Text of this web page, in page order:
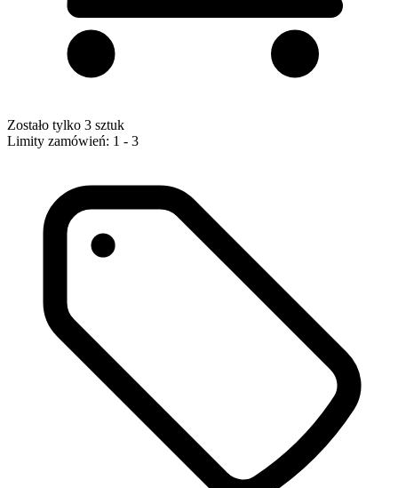
Zostało tylko 3 sztuk
Limity zamówień: 1 - 3